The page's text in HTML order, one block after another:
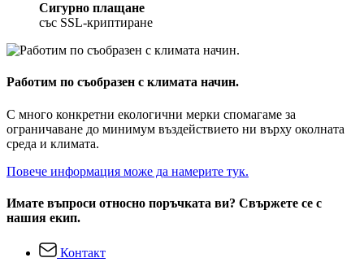
Сигурно плащане
със SSL-криптиране
Работим по съобразен с климата начин.
С много конкретни екологични мерки спомагаме за
ограничаване до минимум въздействието ни върху околната
среда и климата.
Повече информация може да намерите тук.
Имате въпроси относно поръчката ви? Свържете се с
нашия екип.
Контакт